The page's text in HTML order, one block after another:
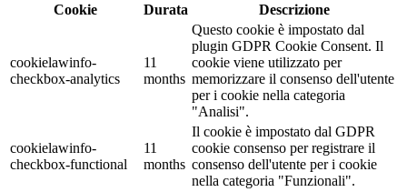
Cookie
Durata Descrizione
cookielawinfo-
checkbox-analytics
11
months
Questo cookie è impostato dal
plugin GDPR Cookie Consent. Il
cookie viene utilizzato per
memorizzare il consenso dell'utente
per i cookie nella categoria
"Analisi".
cookielawinfo-
checkbox-functional
11
months
Il cookie è impostato dal GDPR
cookie consenso per registrare il
consenso dell'utente per i cookie
nella categoria "Funzionali".